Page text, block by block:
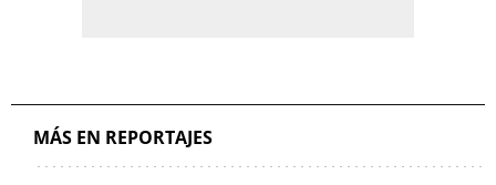
MÁS EN REPORTAJES